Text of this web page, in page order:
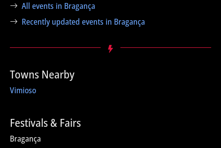
All events in Bragança
Recently updated events in Bragança
Towns Nearby
Vimioso
Festivals & Fairs
Bragança